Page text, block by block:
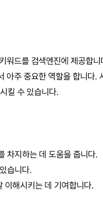
드를 검색엔진에 제공합니
아주 중요한 역할을 합니다.
킬 수 있습니다.
차지하는 데 도움을 줍니다.
습니다.
이해시키는 데 기여합니다.